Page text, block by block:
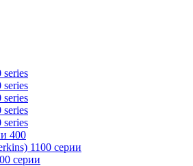
series
series
series
series
series
400
1100 серии
серии